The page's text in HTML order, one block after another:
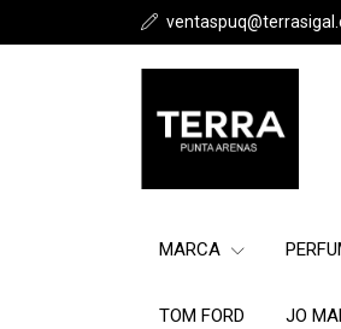
MARCA
TOM FORD JO